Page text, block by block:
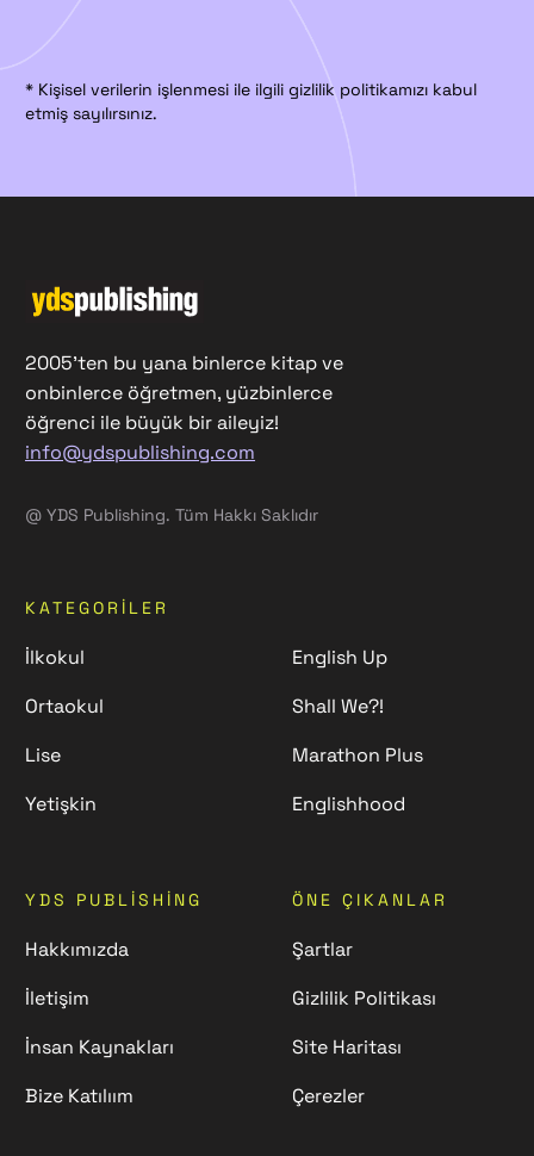
* Kişisel verilerin işlenmesi ile ilgili gizlilik politikamızı kabul
etmiş sayılırsınız.
2005'ten bu yana binlerce kitap ve
onbinlerce öğretmen, yüzbinlerce
öğrenci ile büyük bir aileyiz!
info@ydspublishing.com
@ YDS Publishing. Tüm Hakkı Saklıdır
KATEGORILER
İlkokul
Ortaokul
Lise
Yetişkin
English Up
Shall We?!
Marathon Plus
Englishhood
YDS PUBLISHING
Hakkımızda
İletişim
İnsan Kaynakları
Bize Katılıım
ÖNE ÇIKANLAR
Şartlar
Gizlilik Politikası
Site Haritası
Çerezler